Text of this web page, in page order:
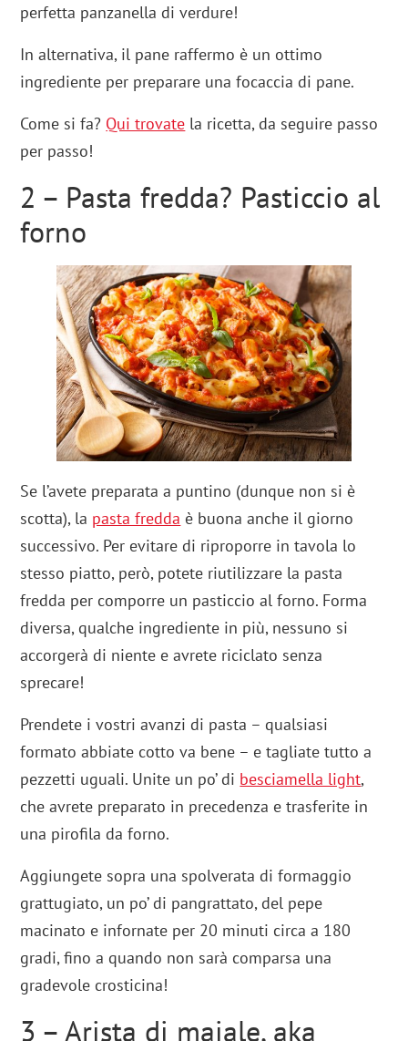
perfetta panzanella di verdure!
In alternativa, il pane raffermo è un ottimo
ingrediente per preparare una focaccia di pane.
Come si fa? Qui trovate la ricetta, da seguire passo
per passo!
2 – Pasta fredda? Pasticcio al
forno
Se l’avete preparata a puntino (dunque non si è
scotta), la pasta fredda è buona anche il giorno
successivo. Per evitare di riproporre in tavola lo
stesso piatto, però, potete riutilizzare la pasta
fredda per comporre un pasticcio al forno. Forma
diversa, qualche ingrediente in più, nessuno si
accorgerà di niente e avrete riciclato senza
sprecare!
Prendete i vostri avanzi di pasta – qualsiasi
formato abbiate cotto va bene – e tagliate tutto a
pezzetti uguali. Unite un po’ di besciamella light,
che avrete preparato in precedenza e trasferite in
una pirofila da forno.
Aggiungete sopra una spolverata di formaggio
grattugiato, un po’ di pangrattato, del pepe
macinato e infornate per 20 minuti circa a 180
gradi, fino a quando non sarà comparsa una
gradevole crosticina!
3 – Arista di maiale, aka